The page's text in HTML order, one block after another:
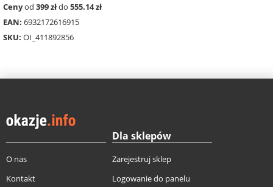
Cenyod 399 złdo 555.14 zł
EAN: 6932172616915
SKU: OI_411892856
O nas
Kontakt
Dla sklepów
Zarejestruj sklep
Logowanie do panelu